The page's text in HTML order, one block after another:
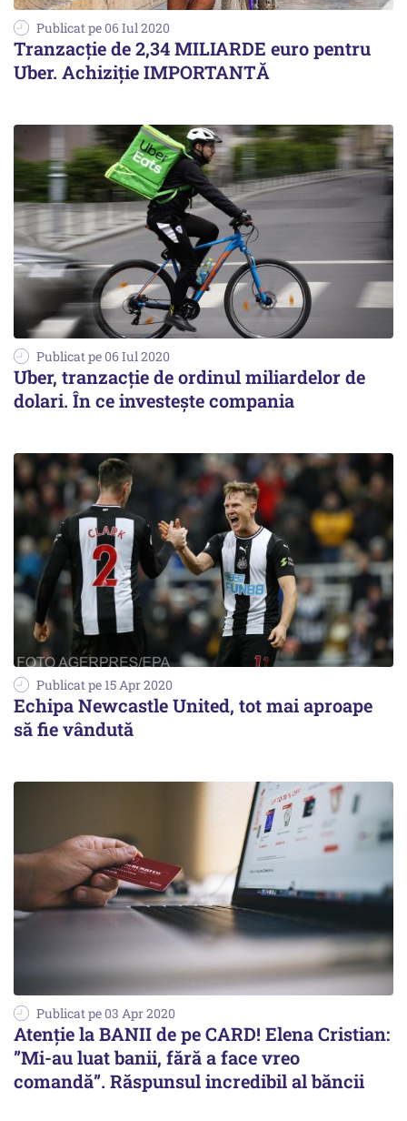
Publicat pe 06 Iul 2020
Tranzacție de 2,34 MILIARDE euro pentru
Uber. Achiziție IMPORTANTĂ
Publicat pe 06 Iul 2020
Uber, tranzacție de ordinul miliardelor de
dolari. În ce investește compania
Publicat pe 15 Apr 2020
Echipa Newcastle United, tot mai aproape
să fie vândută
Publicat pe 03 Apr 2020
Atenție la BANII de pe CARD! Elena Cristian:
”Mi-au luat banii, fără a face vreo
comandă”. Răspunsul incredibil al băncii